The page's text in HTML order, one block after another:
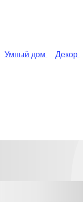
Умный дом Декор